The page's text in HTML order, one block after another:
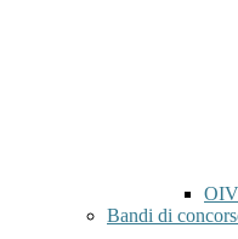
Bandi di